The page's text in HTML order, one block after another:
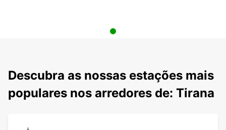
Descubra as nossas estações mais
populares nos arredores de: Tirana